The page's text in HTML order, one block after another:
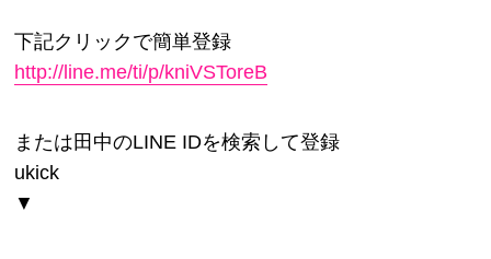
下記クリックで簡単登録
http://line.me/ti/p/kniVSToreB
または田中のLINE IDを検索して登録
ukick
▼